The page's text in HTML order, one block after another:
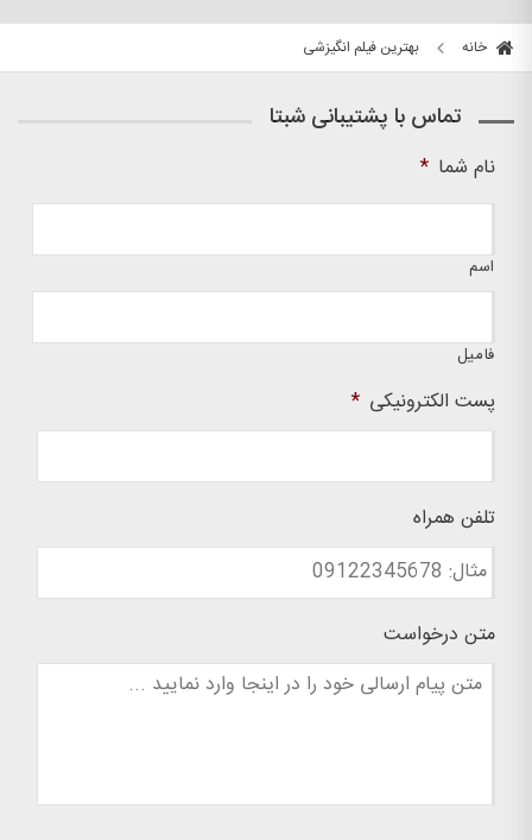
خانه بهترین فیلم انگیزشی
تماس با پشتیبانی شبتا
نام شما *
اسم
فامیل
پست الکترونیکی *
تلفن همراه
متن درخواست